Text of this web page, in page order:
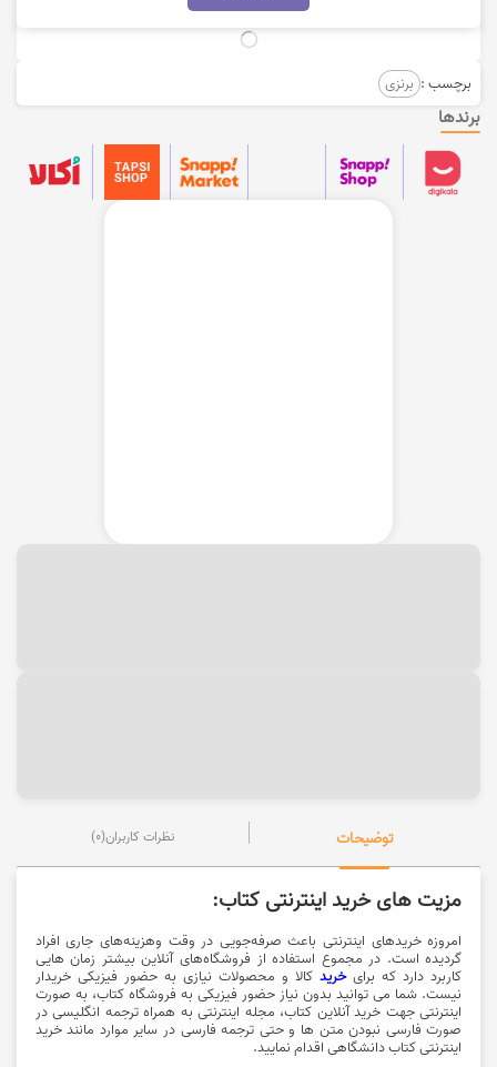
برچسب : برنزی
برندها
توضیحات نظرات کاربران(0)
مزیت های خرید اینترنتی کتاب:
امروزه خریدهای اینترنتی باعث صرفه‌جویی در وقت وهزینه‌های جاری افراد
گردیده است. در مجموع استفاده از فروشگاه‌های آنلاین بیشتر زمان هایی
کاربرد دارد که برایخریدکالا و محصولات نیازی به حضور فیزیکی خریدار
نیست. شما می توانید بدون نیاز حضور فیزیکی به فروشگاه کتاب، به صورت
اینترنتی جهت خرید آنلاین کتاب، مجله اینترنتی به همراه ترجمه انگلیسی در
صورت فارسی نبودن متن ها و حتی ترجمه فارسی در سایر موارد مانند خرید
اینترنتی کتاب دانشگاهی اقدام نمایید.